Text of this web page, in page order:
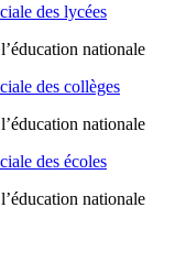
des lycées
nationale
des collèges
nationale
des écoles
nationale